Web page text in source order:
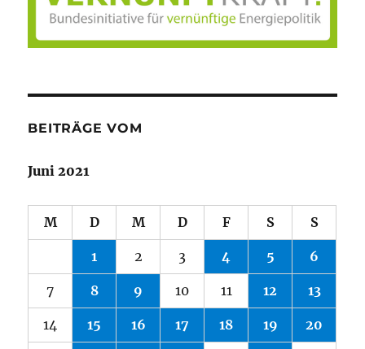
BEITRÄGE VOM
Juni 2021
M D M D F S S
1 2 3 4 5 6
7 8 9 10 11 12 13
14 15 16 17 18 19 20